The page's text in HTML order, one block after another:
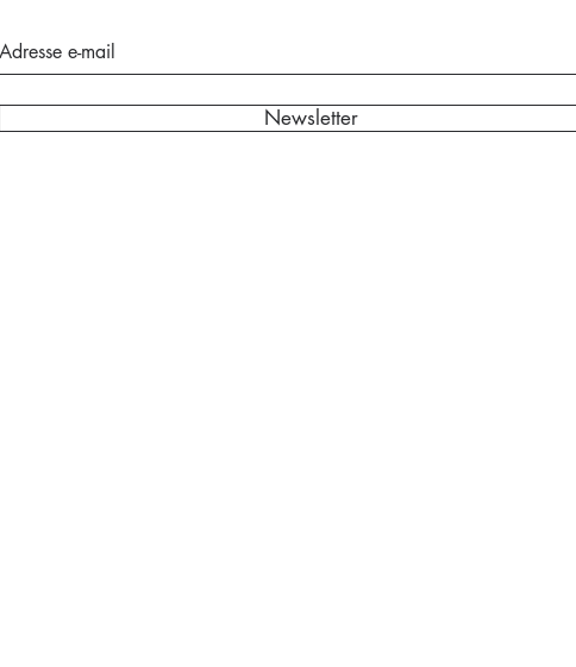
Newsletter